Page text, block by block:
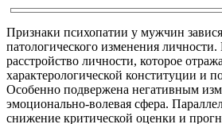
Признаки психопатии у мужчин
патологического изменения
расстройство личности, которое
характерологической конституции и
Особенно подвержена негативным
эмоционально-волевая сфера.
снижение критической оценки и